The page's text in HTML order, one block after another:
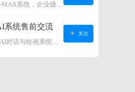
智狐AI-MAX系统，企业级AI知识库，可以进行AI对话、AI应用，拥有强大的第三方对接能力。适用企业智能客服、企业智能文档、专家顾问助理等多种企业级商业场景，具有较大的商业使用价值。 如需购买请联系客服微信：lonconst
系统售前交流
创新型AI对话与绘画系统（非官方） 如需购买请联系微信客服：lonconst
关注